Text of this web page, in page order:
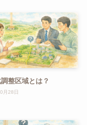
整区域とは？
月28日